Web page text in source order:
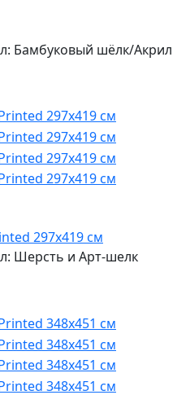
Бамбуковый шёлк/Акрил
297x419 см
Шерсть и Арт-шелк